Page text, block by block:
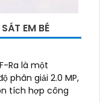
EM BÉ
Ra là một
phân giải 2.0 MP,